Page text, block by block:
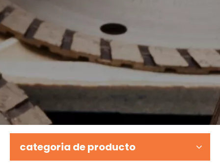
categoria de producto